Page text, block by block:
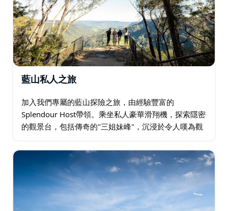
藍山私人之旅
加入我們專屬的藍山探險之旅，由經驗豐富的
Splendour Host帶領。乘坐私人豪華滑翔機，探索隱密
的觀景台，包括傳奇的"三姐妹峰"，沉浸於令人嘆為觀
地優質啤酒或葡萄酒，在壯麗的景色中盡享盛宴…